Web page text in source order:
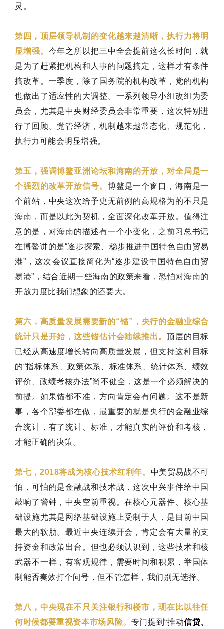
灵。
第四，顶层领导机制的变化越来越清晰，执行力将明
显增强。 今年之所以把三中全会提前这么长时间，就
是为了赶紧把机构和人事的问题搞定，这样才有条件
搞改革。一季度，除了国务院的机构改革，党的机构
也做出了适应性的大调整。一系列领导小组改组为委
员会，尤其是中央财经委员会非常重要，这次特别进
行了回顾。党管经济，机制越来越常态化、规范化，
执行力可能会明显增强。
第五，强调博鳌亚洲论坛和海南的开放，对全局是一
个强烈的改革开放信号。 博鳌是一个窗口，海南是一
个前站，中央这次给予史无前例的高规格为的不只是
海南，而是以此为契机，全面深化改革开放。值得注
意的是，对海南的描述有一个小变化，之前习总书记
在博鳌讲的是“逐步探索、稳步推进中国特色自由贸易
港”，这次会议直接简化为“逐步建设中国特色自由贸
易港”，结合近期一些海南的政策来看，恐怕对海南的
开放力度比我们想象的还要大。
第六，高质量发展需要新的“锚”，央行的金融业综合
统计只是开始，这些锚估计会陆续推出。 顶层的目标
已经从高速度增长转向高质量发展，但支持这种目标
的“指标体系、政策体系、标准体系、统计体系、绩效
评价、政绩考核办法”尚不健全，这是一个必须解决的
前提。如果锚都不准，方向肯定会有问题。这不是新
事，各个部委都在做，最重要的就是央行的金融业综
合统计，有了统计、标准，才能真实的评价和考核，
才能正确的决策。
第七，2018将成为核心技术红利年。 中美贸易战不可
怕，可怕的是金融战和技术战，这次中兴事件给中国
敲响了警钟，中央空前重视。在核心元器件、核心基
础设施尤其是网络基础设施上受制于人，是目前中国
最大的软肋。最近中央连续开会，肯定会有大量的支
持资金和政策出台。但也必须认识到，这些技术和核
武器不一样，有客观规律，需要时间和积累，举国体
制能否奏效打个问号，但不管怎样，我们别无选择。
第八，中央现在不只关注银行和楼市，现在比以往任
何时候都要重视资本市场风险。 专门提到“推动信贷、